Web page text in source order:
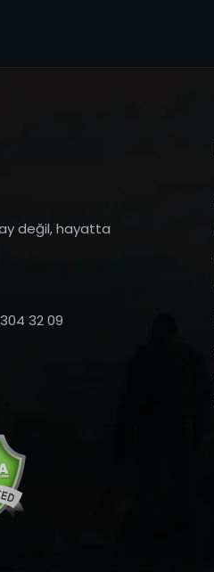
değil, hayatta
32 09